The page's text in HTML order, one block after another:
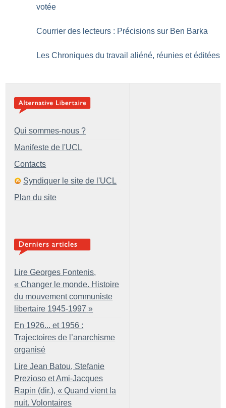
votée
Courrier des lecteurs : Précisions sur Ben Barka
Les Chroniques du travail aliéné, réunies et éditées
Qui sommes-nous ?
Manifeste de l'UCL
Contacts
Syndiquer le site de l'UCL
Plan du site
Lire Georges Fontenis,
« Changer le monde. Histoire
du mouvement communiste
libertaire 1945-1997 »
En 1926... et 1956 :
Trajectoires de l’anarchisme
organisé
Lire Jean Batou, Stefanie
Prezioso et Ami-Jacques
Rapin (dir.), « Quand vient la
nuit. Volontaires